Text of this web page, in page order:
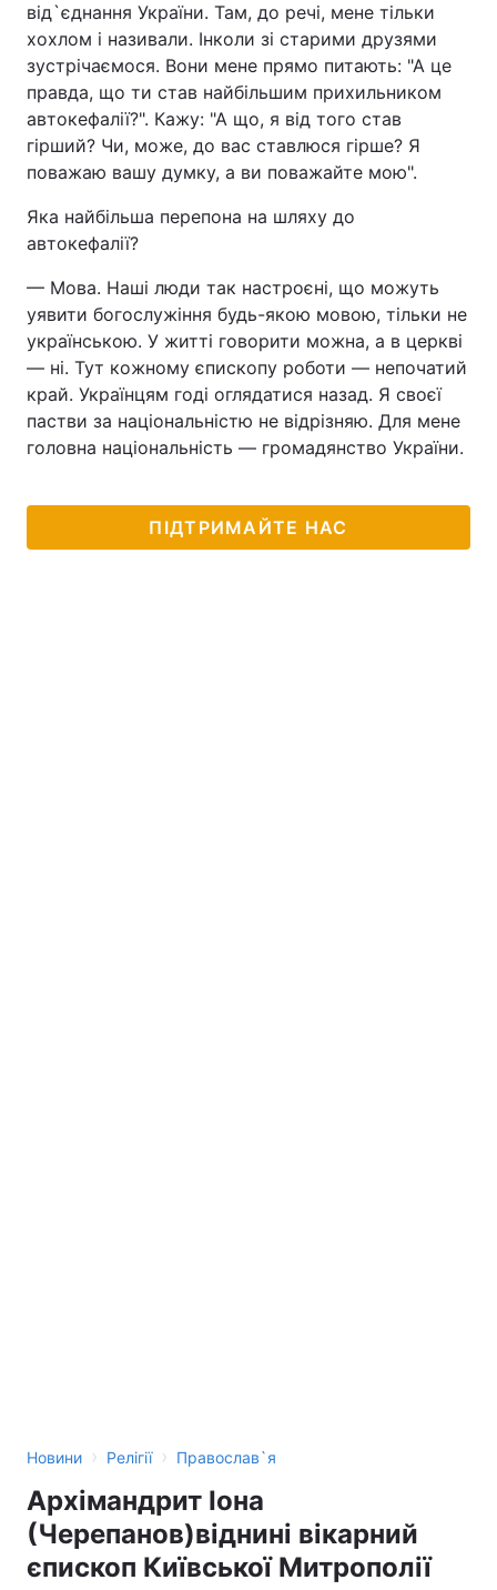
від`єднання України. Там, до речі, мене тільки
хохлом і називали. Інколи зі старими друзями
зустрічаємося. Вони мене прямо питають: "А це
правда, що ти став найбільшим прихильником
автокефалії?". Кажу: "А що, я від того став
гірший? Чи, може, до вас ставлюся гірше? Я
поважаю вашу думку, а ви поважайте мою".
Яка найбільша перепона на шляху до
автокефалії?
— Мова. Наші люди так настроєні, що можуть
уявити богослужіння будь-якою мовою, тільки не
українською. У житті говорити можна, а в церкві
— ні. Тут кожному єпископу роботи — непочатий
край. Українцям годі оглядатися назад. Я своєї
пастви за національністю не відрізняю. Для мене
головна національність — громадянство України.
ПІДТРИМАЙТЕ НАС
Новини › Релігії › Православ`я
Архімандрит Іона
(Черепанов)віднині вікарний
єпископ Київської Митрополії